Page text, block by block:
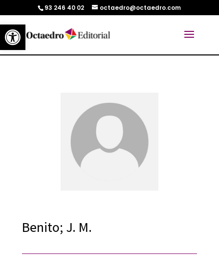
Abrir barra de herramientas
93 246 40 02 octaedro@octaedro.com
Benito; J. M.